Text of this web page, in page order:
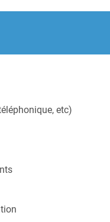
etc)